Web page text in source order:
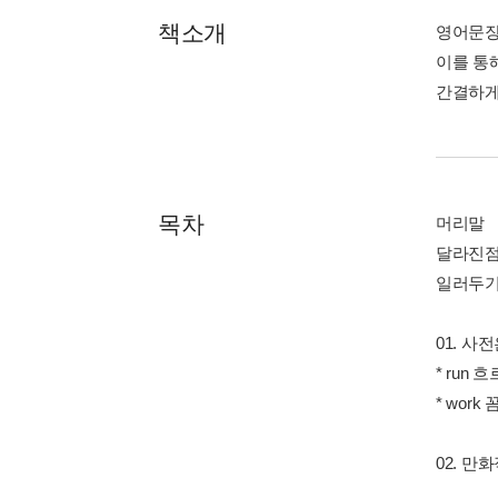
책소개
영어문
이를 통
간결하
목차
머리말
달라진
일러두
01. 사
* run 흐
* work
02. 만